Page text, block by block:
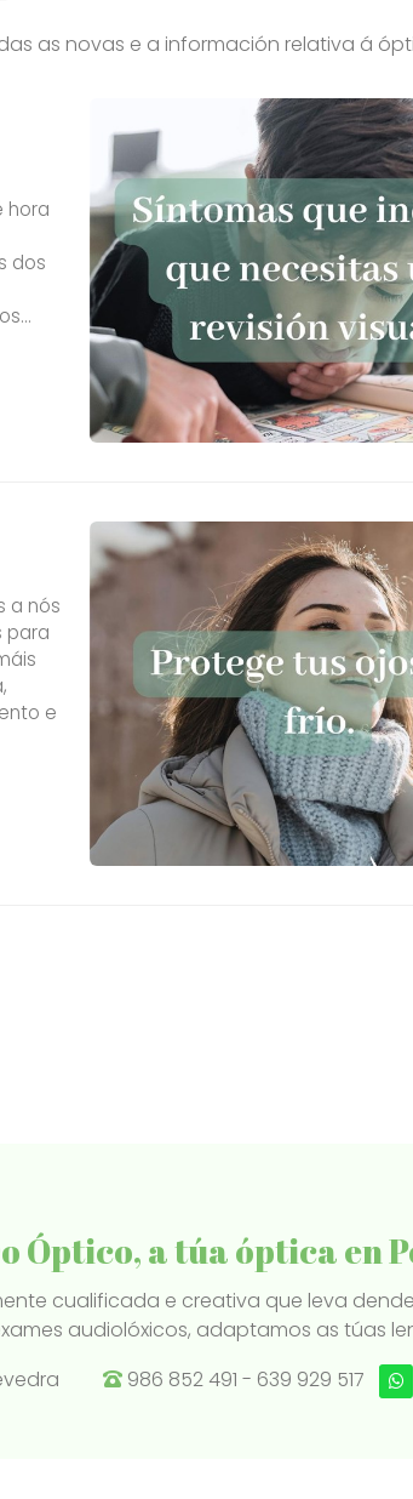
as novas e a información relativa á
hora
dos
a nós
para
e
Óptico, a túa óptica en
cualificada e creativa que leva
audiolóxicos, adaptamos as túas
986 852 491 - 639 929 517